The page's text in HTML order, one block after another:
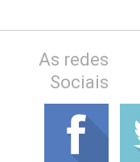
As redes
Sociais